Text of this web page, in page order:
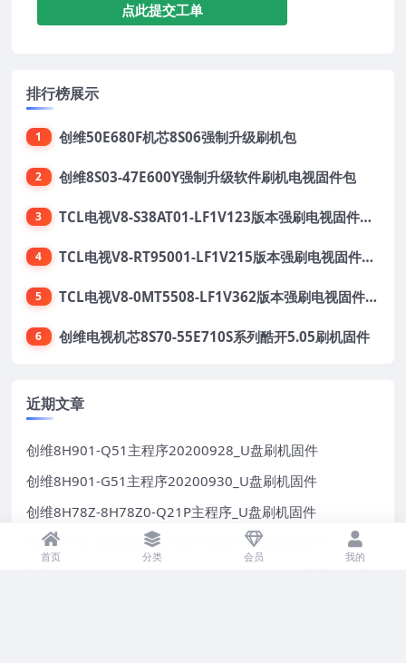
点此提交工单
排行榜展示
1 创维50E680F机芯8S06强制升级刷机包
2 创维8S03-47E600Y强制升级软件刷机电视固件包
3 TCL电视V8-S38AT01-LF1V123版本强刷电视固件包下载
4 TCL电视V8-RT95001-LF1V215版本强刷电视固件包下载
5 TCL电视V8-0MT5508-LF1V362版本强刷电视固件包下载
6 创维电视机芯8S70-55E710S系列酷开5.05刷机固件
近期文章
创维8H901-Q51主程序20200928_U盘刷机固件
创维8H901-G51主程序20200930_U盘刷机固件
创维8H78Z-8H78Z0-Q21P主程序_U盘刷机固件
创维8H78-G9200主程序20150603_U盘刷机固件
首页 分类 会员 我的